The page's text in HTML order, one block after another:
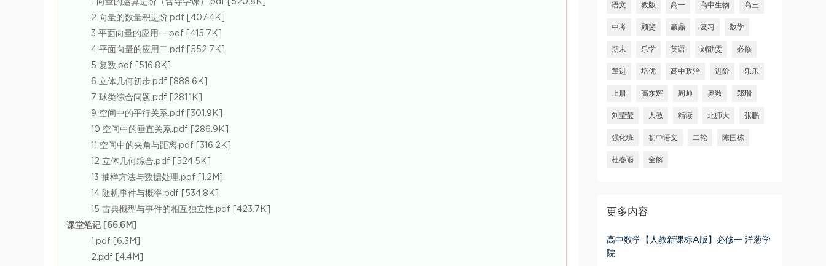
1 向量的运算进阶（含导学课）.pdf [520.8K]
2 向量的数量积进阶.pdf [407.4K]
3 平面向量的应用一.pdf [415.7K]
4 平面向量的应用二.pdf [552.7K]
5 复数.pdf [516.8K]
6 立体几何初步.pdf [888.6K]
7 球类综合问题.pdf [281.1K]
9 空间中的平行关系.pdf [301.9K]
10 空间中的垂直关系.pdf [286.9K]
11 空间中的夹角与距离.pdf [316.2K]
12 立体几何综合.pdf [524.5K]
13 抽样方法与数据处理.pdf [1.2M]
14 随机事件与概率.pdf [534.8K]
15 古典概型与事件的相互独立性.pdf [423.7K]
课堂笔记 [66.6M]
1.pdf [6.3M]
2.pdf [4.4M]
语文 教版 高一 高中生物 高三
中考 顾斐 赢鼎 复习 数学
期末 乐学 英语 刘勖雯 必修
章进 培优 高中政治 进阶 乐乐
上册 高东辉 周帅 奥数 郑瑞
刘莹莹 人教 精读 北师大 张鹏
强化班 初中语文 二轮 陈国栋
杜春雨 全解
更多内容
高中数学【人教新课标A版】必修一 洋葱学
院